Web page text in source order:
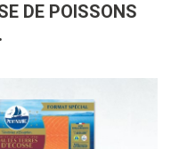
DE POISSONS